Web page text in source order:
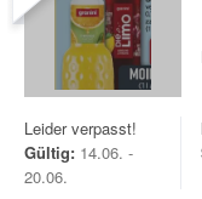
Leider verpasst!
Gültig: 14.06. -
20.06.